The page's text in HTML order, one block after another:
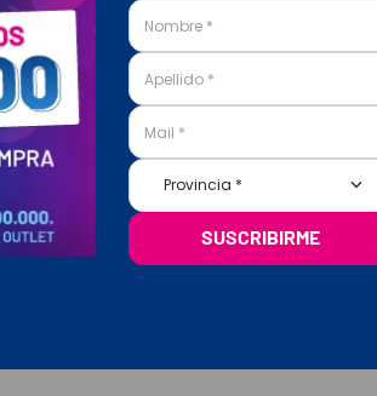
Provincia *
SUSCRIBIRME